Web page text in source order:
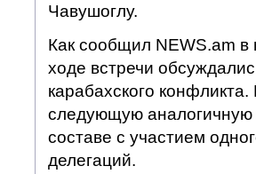
Чавушоглу.
Как сообщил NEWS.am
ходе встречи
карабахского
следующую
составе с участием
делегаций.